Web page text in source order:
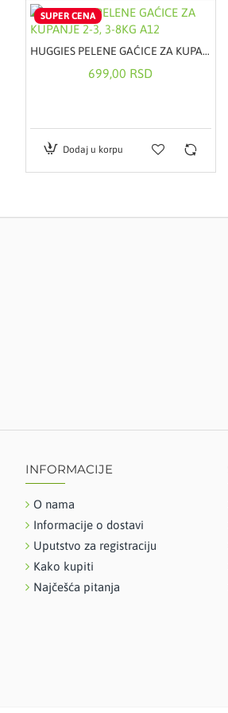
SUPER CENA
HUGGIES PELENE GAĆICE ZA KUPANJE 2-3, 3-8KG A12
699,00 RSD
Dodaj u korpu
INFORMACIJE
O nama
Informacije o dostavi
Uputstvo za registraciju
Kako kupiti
Najčešća pitanja